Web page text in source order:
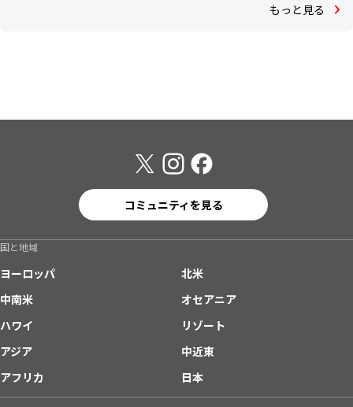
もっと見る
コミュニティを見る
国と地域
ヨーロッパ
北米
中南米
オセアニア
ハワイ
リゾート
アジア
中近東
アフリカ
日本